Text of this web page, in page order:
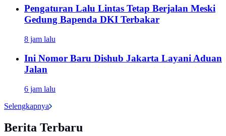
Pengaturan Lalu Lintas Tetap Berjalan Meski
Gedung Bapenda DKI Terbakar
8 jam lalu
Ini Nomor Baru Dishub Jakarta Layani Aduan
Jalan
6 jam lalu
Selengkapnya
Berita Terbaru